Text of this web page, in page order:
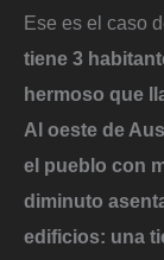
Ese es el caso
tiene 3
hermoso que
Al oeste de
el pueblo con
diminuto
edificios: una